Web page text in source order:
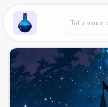
Wallpaper Alchemy